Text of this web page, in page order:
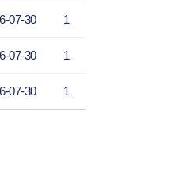
07-30 1
07-30 1
07-30 1